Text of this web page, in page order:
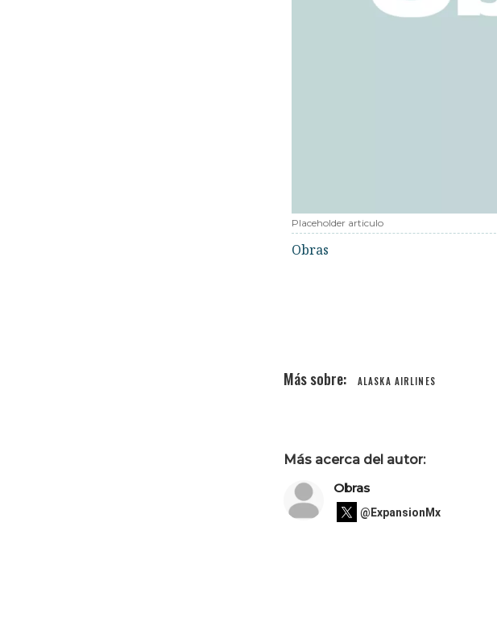
Placeholder articulo
Obras
ALASKA AIRLINES
Más acerca del autor:
Obras
@ExpansionMx